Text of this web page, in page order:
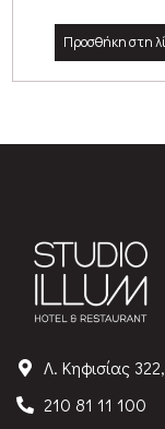
Προσθήκη στη
Λ. Κηφισίας
210 81 11 100